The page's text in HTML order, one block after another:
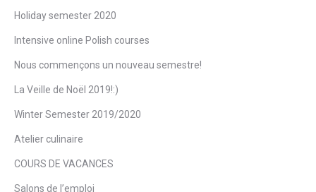
Holiday semester 2020
Intensive online Polish courses
Nous commençons un nouveau semestre!
La Veille de Noël 2019!:)
Winter Semester 2019/2020
Atelier culinaire
COURS DE VACANCES
Salons de l’emploi